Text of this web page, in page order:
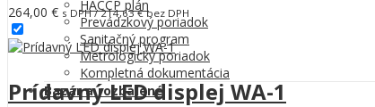
HACCP plán
Prevádzkový poriadok
Sanitačný program
Metrologický poriadok
Kompletná dokumentácia
Bazár a rozbalené
264,00 € s DPH /214,63€bez DPH
Prídavný LED displej WA-1